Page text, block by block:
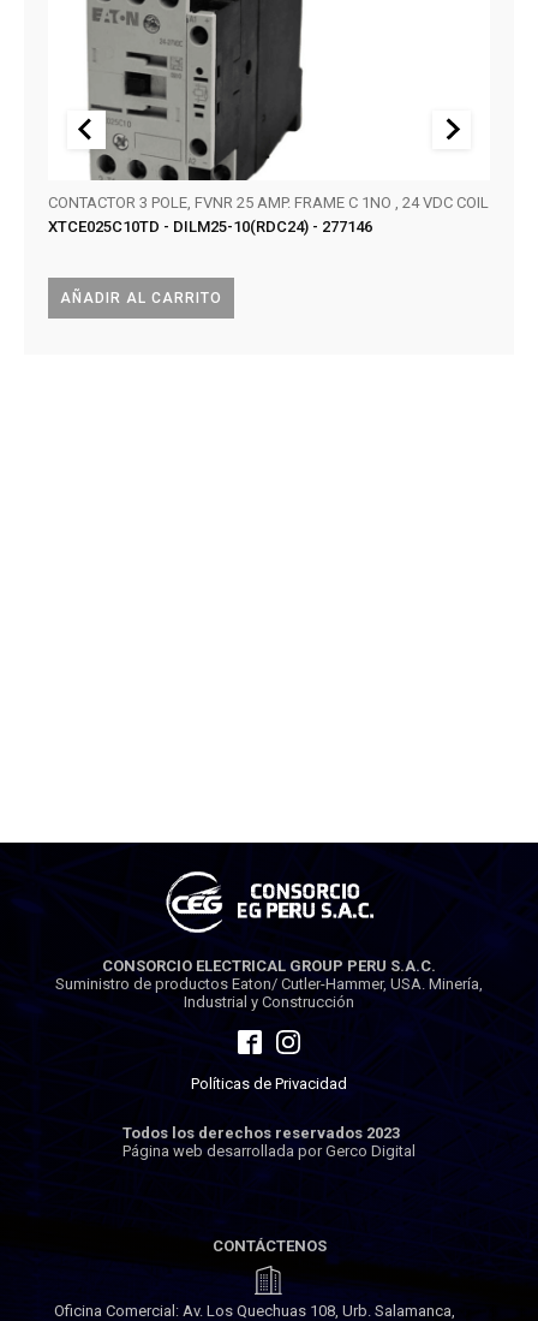
AÑADIR AL CARRITO
CONTACTOR 3 POLE, FVNR 25 AMP. FRAME C 1NO , 24 VDC COIL
XTCE025C10TD - DILM25-10(RDC24) - 277146
CONSORCIO ELECTRICAL GROUP PERU S.A.C.
Suministro de productos Eaton/ Cutler-Hammer, USA. Minería,
Industrial y Construcción
Políticas de Privacidad
Todos los derechos reservados 2023
Página web desarrollada por Gerco Digital
CONTÁCTENOS
Oficina Comercial: Av. Los Quechuas 108, Urb. Salamanca,